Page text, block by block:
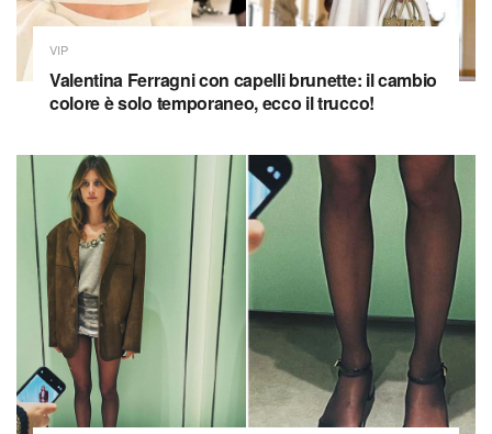
VIP
Valentina Ferragni con capelli brunette: il cambio
colore è solo temporaneo, ecco il trucco!